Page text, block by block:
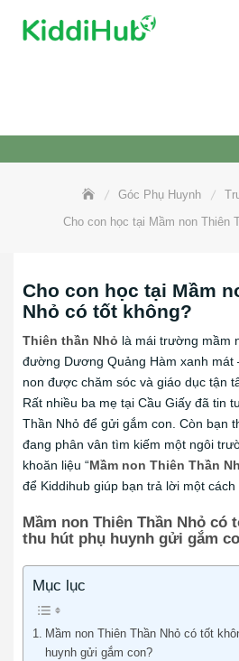
Góc Phụ Huynh
Cho con học tại Mầm non Thiên
Cho con học tại Mầm
Nhỏ có tốt không?
Thiên thần Nhỏ là mái trường mầm
đường Dương Quảng Hàm xanh mát
non được chăm sóc và giáo dục tận
Rất nhiều ba mẹ tại Cầu Giấy đã tin
Thần Nhỏ để gửi gắm con. Còn bạn
đang phân vân tìm kiếm một ngôi
khoăn liệu “Mầm non Thiên Thần
để Kiddihub giúp bạn trả lời một cách
Mầm non Thiên Thần Nhỏ có
thu hút phụ huynh gửi gắm
Mục lục
Mầm non Thiên Thần Nhỏ có tốt
huynh gửi gắm con?